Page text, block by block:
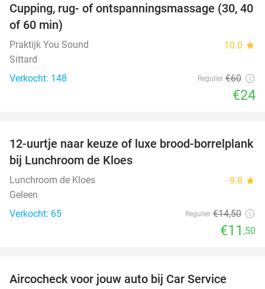
60%
Cupping, rug- of ontspanningsmassage (30, 40
of 60 min)
Praktijk You Sound 10.0 star
Sittard
Verkocht: 148
Regulier €60
€24
21%
12-uurtje naar keuze of luxe brood-borrelplank
bij Lunchroom de Kloes
Lunchroom de Kloes 9.8 star
Geleen
Verkocht: 65
Regulier €14,50
€11 ,50
Aircocheck voor jouw auto bij Car Service